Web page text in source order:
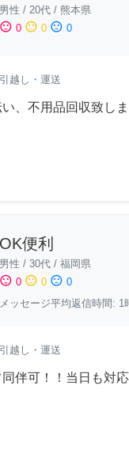
男性 / 20代 / 熊本県
sentiment_satisfied 0 sentiment_neutral 0 sentiment_dissatisfied 0
越し・運送
、不用品回収致しま
OK便利
男性 / 30代 / 福岡県
sentiment_satisfied 0 sentiment_neutral 0 sentiment_dissatisfied 0
メッセージ平均返信時間: 1
越し・運送
伴可！！当日も対